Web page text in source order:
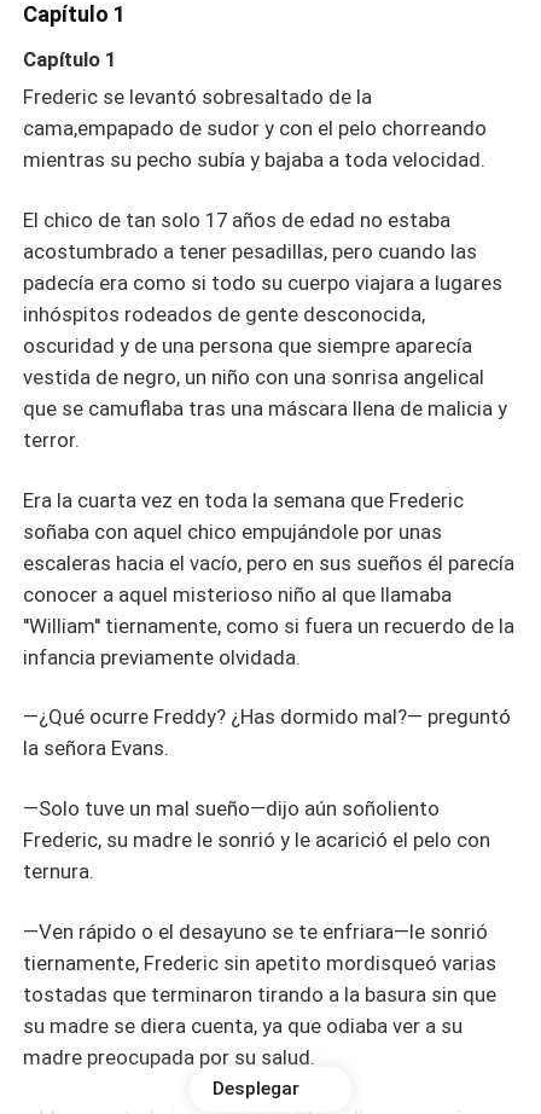
Frederic convirtiendola en algo salvaje y alocado. Pero
Capítulo 1
Capítulo 1
Frederic se levantó sobresaltado de la
cama,empapado de sudor y con el pelo chorreando
mientras su pecho subía y bajaba a toda velocidad.
El chico de tan solo 17 años de edad no estaba
acostumbrado a tener pesadillas, pero cuando las
padecía era como si todo su cuerpo viajara a lugares
inhóspitos rodeados de gente desconocida,
oscuridad y de una persona que siempre aparecía
vestida de negro, un niño con una sonrisa angelical
que se camuflaba tras una máscara llena de malicia y
terror.
Era la cuarta vez en toda la semana que Frederic
soñaba con aquel chico empujándole por unas
escaleras hacia el vacío, pero en sus sueños él parecía
conocer a aquel misterioso niño al que llamaba
''William'' tiernamente, como si fuera un recuerdo de la
infancia previamente olvidada.
—¿Qué ocurre Freddy? ¿Has dormido mal?— preguntó
la señora Evans.
—Solo tuve un mal sueño—dijo aún soñoliento
Frederic, su madre le sonrió y le acarició el pelo con
ternura.
—Ven rápido o el desayuno se te enfriara—le sonrió
tiernamente, Frederic sin apetito mordisqueó varias
tostadas que terminaron tirando a la basura sin que
su madre se diera cuenta, ya que odiaba ver a su
madre preocupada por su salud.
Desplegar